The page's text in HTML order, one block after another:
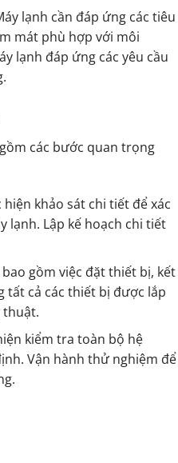
lạnh cần đáp ứng các tiêu
mát phù hợp với môi
lạnh đáp ứng các yêu cầu
các bước quan trọng
khảo sát chi tiết để xác
lạnh. Lập kế hoạch chi tiết
gồm việc đặt thiết bị, kết
tất cả các thiết bị được lắp
thuật.
kiểm tra toàn bộ hệ
Vận hành thử nghiệm để